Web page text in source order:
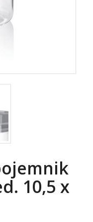
10,5 x